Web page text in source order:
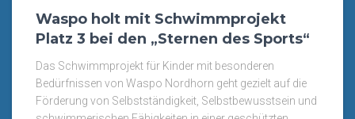
Waspo holt mit Schwimmprojekt
Platz 3 bei den „Sternen des Sports“
Das Schwimmprojekt für Kinder mit besonderen
Bedürfnissen von Waspo Nordhorn geht gezielt auf die
Förderung von Selbstständigkeit, Selbstbewusstsein und